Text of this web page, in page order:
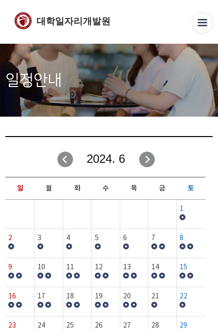
대학일자리개발원
일정안내
2024. 6
일 월 화 수 목 금 토
1
2 3 4 5 6 7 8
9 10 11 12 13 14 15
16 17 18 19 20 21 22
23 24 25 26 27 28 29